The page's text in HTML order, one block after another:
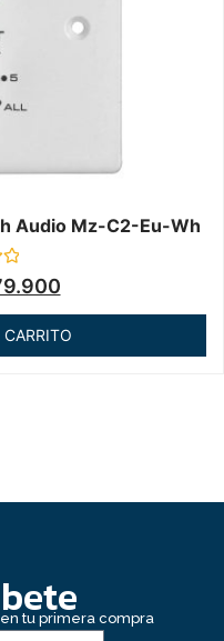
Audio Mz-C2-Eu-Wh
CARRITO
tu primera compra